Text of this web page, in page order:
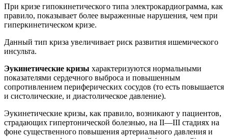
При кризе гипокинетического типа электрокардиограмма, как
правило, показывает более выраженные нарушения, чем при
гиперкинетическом кризе.
Данный тип криза увеличивает риск развития ишемического
инсульта.
Эукинетические кризы характеризуются нормальными
показателями сердечного выброса и повышенным
сопротивлением периферических сосудов (то есть повышается
и систолические, и диастолическое давление).
Эукинетические кризы, как правило, возникают у пациентов,
страдающих гипертонической болезнью, на II—III стадиях на
фоне существенного повышения артериального давления и